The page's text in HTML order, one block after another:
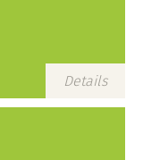
Details